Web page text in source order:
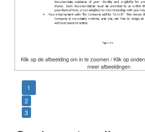
Klik op de afbeelding om in te zoomen / Klik op
meer afbeeldingen
1
2
3